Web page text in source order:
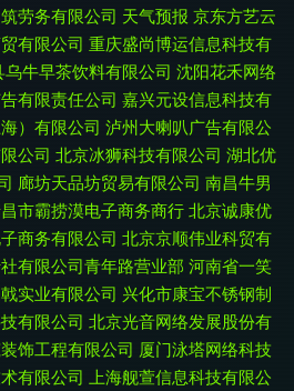
劳务有限公司 天气预报 京东方艺云
有限公司 重庆盛尚博运信息科技有
乌牛早茶饮料有限公司 沈阳花禾网络
有限责任公司 嘉兴元设信息科技有
）有限公司 泸州大喇叭广告有限公
公司 北京冰狮科技有限公司 湖北优
廊坊天品坊贸易有限公司 南昌牛男
市霸捞漠电子商务商行 北京诚康优
商务有限公司 北京京顺伟业科贸有
有限公司青年路营业部 河南省一笑
实业有限公司 兴化市康宝不锈钢制
有限公司 北京光音网络发展股份有
饰工程有限公司 厦门泳塔网络科技
有限公司 上海舰萱信息科技有限公